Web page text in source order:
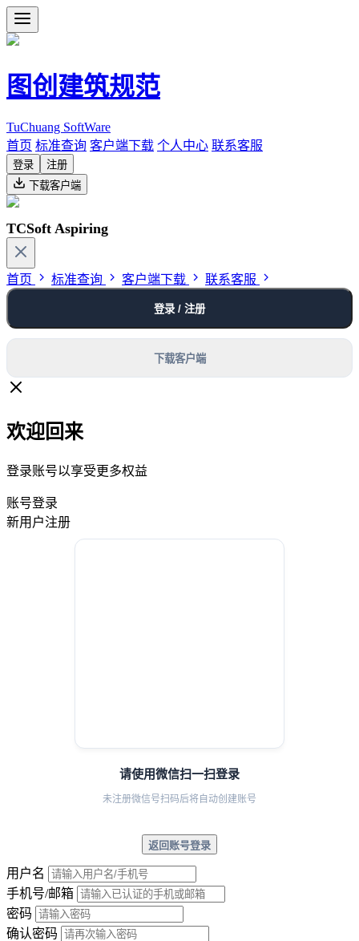
图创建筑规范
TuChuang SoftWare
首页 标准查询 客户端下载 个人中心 联系客服
登录
注册
下载客户端
TCSoft Aspiring
首页 标准查询 客户端下载 联系客服
登录 / 注册
下载客户端
欢迎回来
登录账号以享受更多权益
账号登录
新用户注册
请使用微信扫一扫登录
未注册微信号扫码后将自动创建账号
返回账号登录
用户名
手机号/邮箱
密码
确认密码